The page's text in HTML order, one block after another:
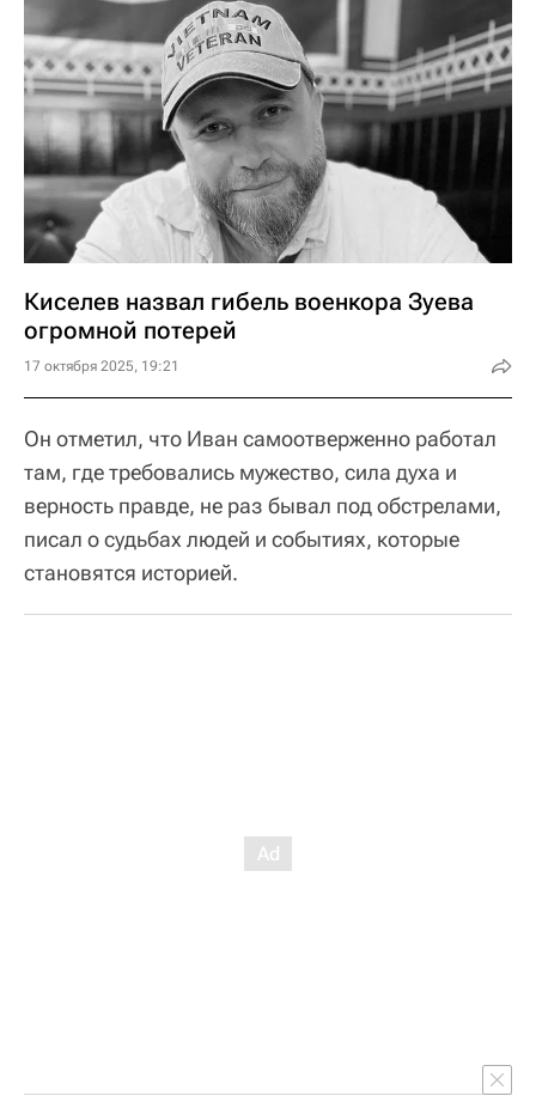
Киселев назвал гибель военкора Зуева
огромной потерей
17 октября 2025, 19:21
Он отметил, что Иван самоотверженно работал
там, где требовались мужество, сила духа и
верность правде, не раз бывал под обстрелами,
писал о судьбах людей и событиях, которые
становятся историей.